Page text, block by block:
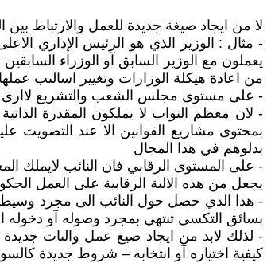
لا من ايجاد صيغة جديدة للعمل والارتباط بين
- مثال : الوزير الذي هو الرئيس الإداري
يعملون مع الوزير السابق آو الوزراء
من اعادة هيكلة الوزارات وتغيير اسالىب
- على مستوى مجلس الشعب والتشريع لاارى
- لان معظم النواب لا يملكون المقدرة
بمحتوى مشاريع القوانين الا عند التصويت
بدلوهم في هذا المجال
- على المستوى الرقابي فان النائب لايملك
يجعل من هذه الالىة الرقابية على العمل
- هذا الذي حصل حول النائب الى مجرد وسيط (
بسائق التكسي تنتهي بمجرد وصوله آو دخوله
- لذلك لابد من ايجاد صيغ عمل والىات جديدة
كيفية اختياره آو انتخابه – شروط جديدة